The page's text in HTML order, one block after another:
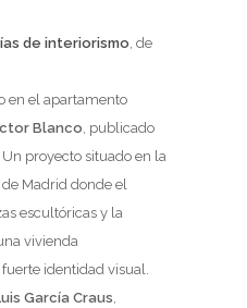
de interiorismo, de
en el apartamento
Blanco, publicado
Un proyecto situado en la
Madrid donde el
escultóricas y la
vivienda
identidad visual.
García Craus,